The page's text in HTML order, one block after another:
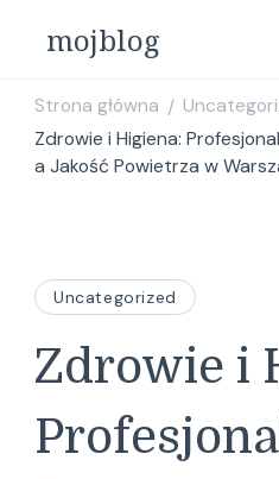
mojblog
Strona główna /
Zdrowie i Higiena:
a Jakość Powietrza w
Uncategorized
Zdrowie i